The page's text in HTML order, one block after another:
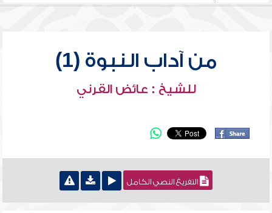
من آداب النبوة (1)
للشيخ : عائض القرني
التفريغ النصي الكامل